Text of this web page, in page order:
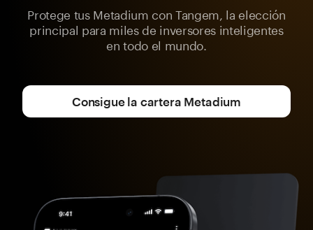
Protege tus Metadium con Tangem, la elección
principal para miles de inversores inteligentes
en todo el mundo.
Consigue la cartera Metadium